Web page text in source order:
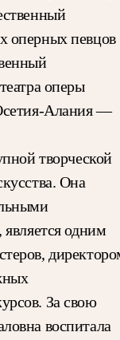
оперных певцов
оперы
Алания —
творческой
Она
является одним
За свою
воспитала